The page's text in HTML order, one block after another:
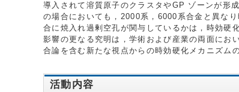
導入されて溶質原子のクラスタやGP ゾーンが形
の場合においても，2000系，6000系合金と異な
合に焼入れ過剰空孔が関与しているかは，時効硬
影響の更なる究明は，学術および産業の両面にお
合論を含む新たな視点からの時効硬化メカニズム
活動内容